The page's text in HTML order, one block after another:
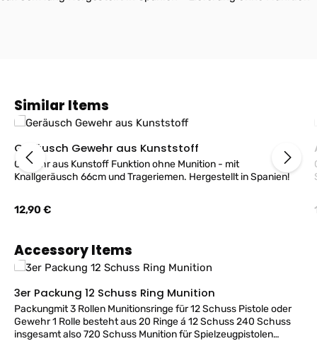
Produktgalerie überspringen
Similar Items
Geräusch Gewehr aus Kunststoff
Gewehr aus Kunstoff Funktion ohne Munition - mit
Knallgeräusch 66cm und Trageriemen. Hergestellt in Spanien!
Regulärer Preis:
12,90 €
Produktgalerie überspringen
Accessory Items
3er Packung 12 Schuss Ring Munition
Packungmit 3 Rollen Munitionsringe für 12 Schuss Pistole oder
Gewehr 1 Rolle besteht aus 20 Ringe á 12 Schuss 240 Schuss
insgesamt also 720 Schuss Munition für Spielzeugpistolen